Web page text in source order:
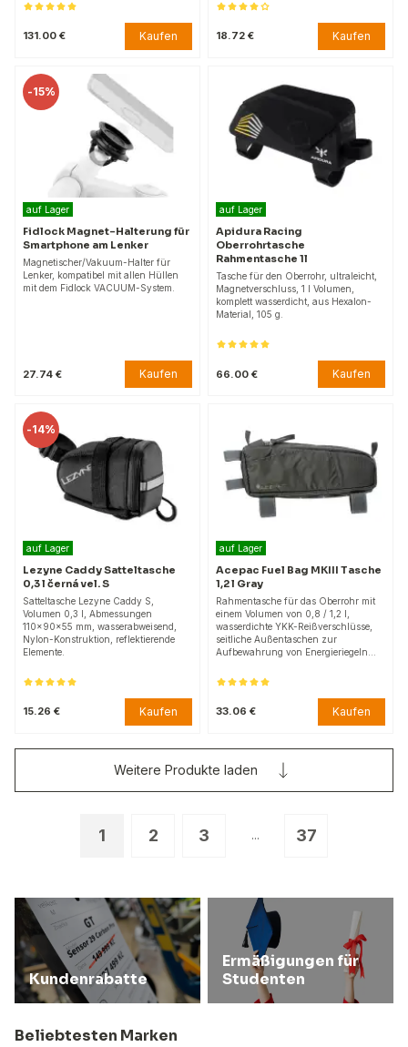
131.00 € Kaufen 18.72 € Kaufen
-15%
auf Lager
Fidlock Magnet-Halterung für
Smartphone am Lenker
Magnetischer/Vakuum-Halter für
Lenker, kompatibel mit allen Hüllen
mit dem Fidlock VACUUM-System.
27.74 € Kaufen
auf Lager
Apidura Racing
Oberrohrtasche
Rahmentasche 1l
Tasche für den Oberrohr, ultraleicht,
Magnetverschluss, 1 l Volumen,
komplett wasserdicht, aus Hexalon-
Material, 105 g.
66.00 € Kaufen
-14%
auf Lager
Lezyne Caddy Satteltasche
0,3 l černá vel. S
Satteltasche Lezyne Caddy S,
Volumen 0,3 l, Abmessungen
110x90x55 mm, wasserabweisend,
Nylon-Konstruktion, reflektierende
Elemente.
15.26 € Kaufen
auf Lager
Acepac Fuel Bag MKIII Tasche
1,2 l Gray
Rahmentasche für das Oberrohr mit
einem Volumen von 0,8 / 1,2 l,
wasserdichte YKK-Reißverschlüsse,
seitliche Außentaschen zur
Aufbewahrung von Energieriegeln…
33.06 € Kaufen
1 2 3 ... 37
Weitere Produkte laden
Kundenrabatte
Ermäßigungen für
Studenten
Beliebtesten Marken